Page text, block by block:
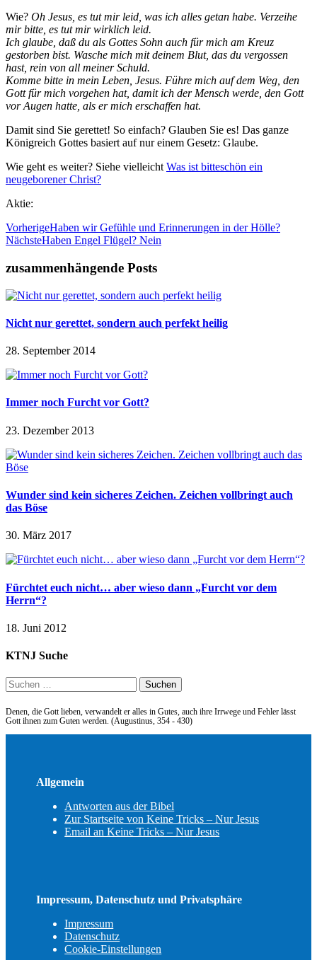
Wie? Oh Jesus, es tut mir leid, was ich alles getan habe. Verzeihe
mir bitte, es tut mir wirklich leid.
Ich glaube, daß du als Gottes Sohn auch für mich am Kreuz
gestorben bist. Wasche mich mit deinem Blut, das du vergossen
hast, rein von all meiner Schuld.
Komme bitte in mein Leben, Jesus. Führe mich auf dem Weg, den
Gott für mich vorgehen hat, damit ich der Mensch werde, den Gott
vor Augen hatte, als er mich erschaffen hat.
Damit sind Sie gerettet! So einfach? Glauben Sie es! Das ganze
Königreich Gottes basiert auf nur einem Gesetz: Glaube.
Wie geht es weiter? Siehe vielleicht Was ist bitteschön ein
neugeborener Christ?
Aktie:
VorherigeHaben wir Gefühle und Erinnerungen in der Hölle?
NächsteHaben Engel Flügel? Nein
zusammenhängende Posts
Nicht nur gerettet, sondern auch perfekt heilig
28. September 2014
Immer noch Furcht vor Gott?
23. Dezember 2013
Wunder sind kein sicheres Zeichen. Zeichen vollbringt auch
das Böse
30. März 2017
Fürchtet euch nicht… aber wieso dann „Furcht vor dem
Herrn“?
18. Juni 2012
KTNJ Suche
Suchen
nach:
Denen, die Gott lieben, verwandelt er alles in Gutes, auch ihre Irrwege und Fehler lässt
Gott ihnen zum Guten werden. (Augustinus, 354 - 430)
Allgemein
Antworten aus der Bibel
Zur Startseite von Keine Tricks – Nur Jesus
Email an Keine Tricks – Nur Jesus
Impressum, Datenschutz und Privatsphäre
Impressum
Datenschutz
Cookie-Einstellungen